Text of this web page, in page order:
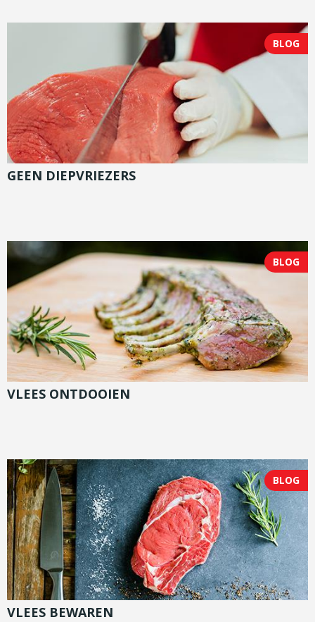
BLOG
GEEN DIEPVRIEZERS
BLOG
VLEES ONTDOOIEN
BLOG
VLEES BEWAREN